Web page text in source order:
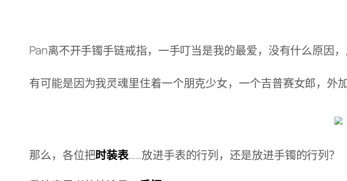
Pan离不开手镯手链戒指，一手叮当是我的最爱，没有什么原因
有可能是因为我灵魂里住着一个朋克少女，一个吉普赛女郎，外
那么，各位把时装表……放进手表的行列，还是放进手镯的行列？